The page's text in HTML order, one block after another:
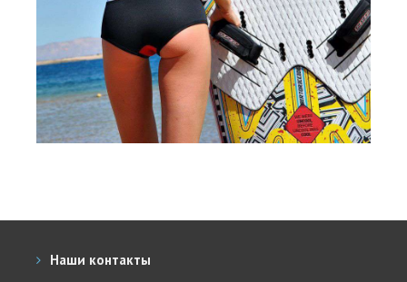
Ветратория Россия
Ветратория.Египет
Цены
Обучение виндсерфингу
Продажа оборудования
Наши контакты